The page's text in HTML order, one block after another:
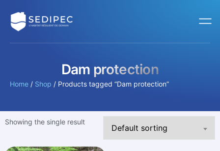
Dam protection
Home / Shop / Products tagged “Dam protection”
Showing the single result